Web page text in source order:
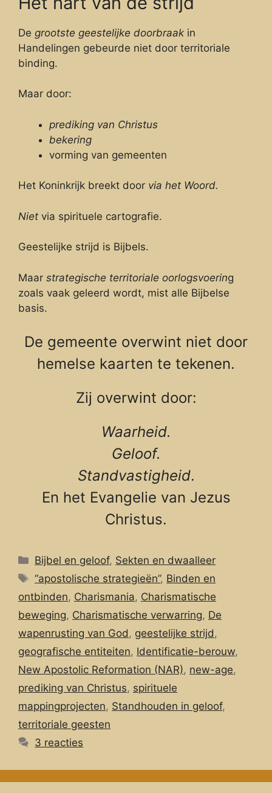
De grootste geestelijke doorbraak in
Handelingen gebeurde niet door territoriale
binding.
Maar door:
prediking van Christus
bekering
vorming van gemeenten
Het Koninkrijk breekt door via het Woord.
Niet via spirituele cartografie.
Geestelijke strijd is Bijbels.
Maar strategische territoriale oorlogsvoering
zoals vaak geleerd wordt, mist alle Bijbelse
basis.
De gemeente overwint niet door
hemelse kaarten te tekenen.
Zij overwint door:
Waarheid.
Geloof.
Standvastigheid.
En het Evangelie van Jezus
Christus.
Categorieën
Bijbel en geloof, Sekten en dwaalleer
Tags
“apostolische strategieën”, Binden en
ontbinden, Charismania, Charismatische
beweging, Charismatische verwarring, De
wapenrusting van God, geestelijke strijd,
geografische entiteiten, Identificatie-berouw,
New Apostolic Reformation (NAR), new-age,
prediking van Christus, spirituele
mappingprojecten, Standhouden in geloof,
territoriale geesten
3 reacties